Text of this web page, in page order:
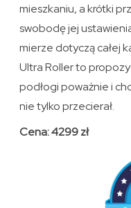
mieszkaniu, a krótki
swobodę jej
mierze dotyczą całej
Ultra Roller to
podłogi poważnie i
nie tylko przecierał.
Cena: 4299 zł